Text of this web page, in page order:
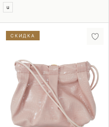
u
СКИДКА